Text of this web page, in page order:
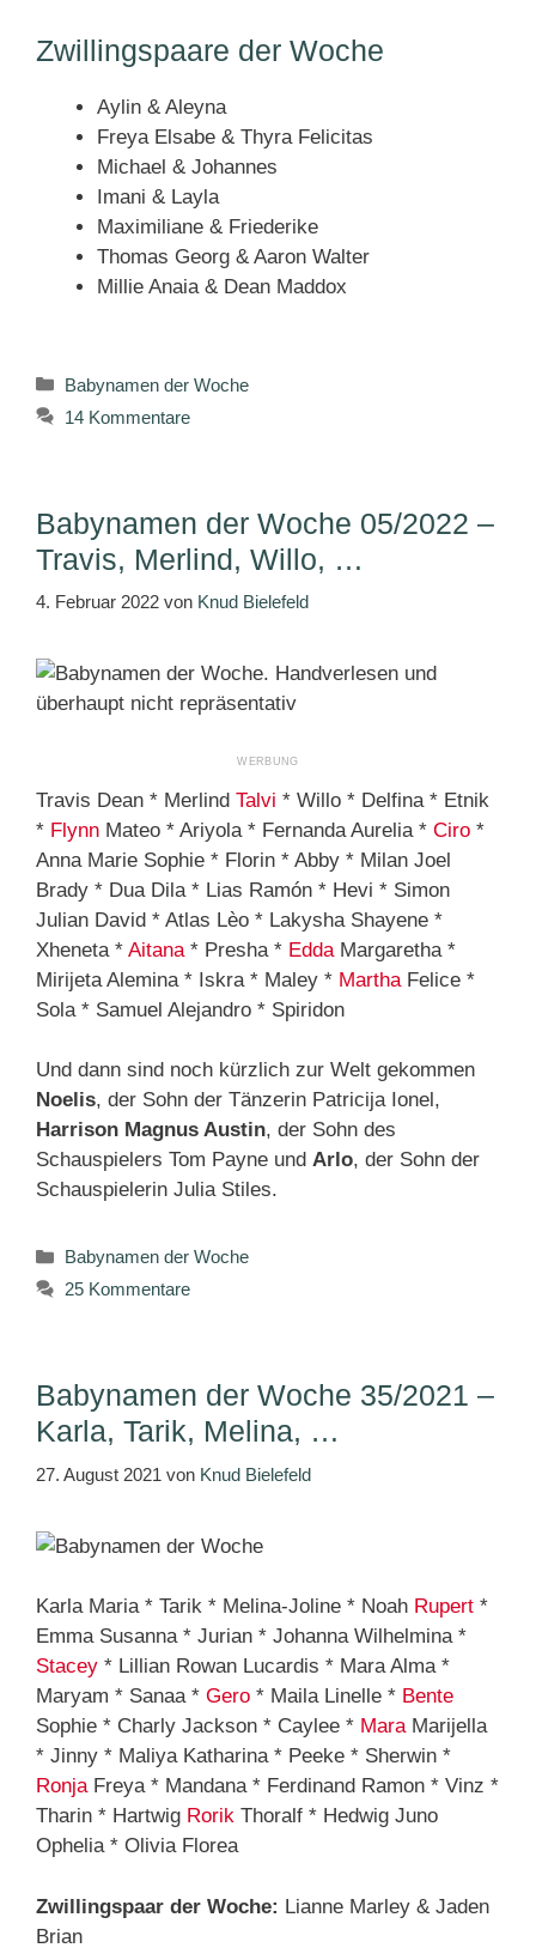
Zwillingspaare der Woche
Aylin & Aleyna
Freya Elsabe & Thyra Felicitas
Michael & Johannes
Imani & Layla
Maximiliane & Friederike
Thomas Georg & Aaron Walter
Millie Anaia & Dean Maddox
Kategorien
Babynamen der Woche
14 Kommentare
Babynamen der Woche 05/2022 –
Travis, Merlind, Willo, …
4. Februar 2022 von Knud Bielefeld
Travis Dean * Merlind Talvi * Willo * Delfina * Etnik
* Flynn Mateo * Ariyola * Fernanda Aurelia * Ciro *
Anna Marie Sophie * Florin * Abby * Milan Joel
Brady * Dua Dila * Lias Ramón * Hevi * Simon
Julian David * Atlas Lèo * Lakysha Shayene *
Xheneta * Aitana * Presha * Edda Margaretha *
Mirijeta Alemina * Iskra * Maley * Martha Felice *
Sola * Samuel Alejandro * Spiridon
Und dann sind noch kürzlich zur Welt gekommen
Noelis, der Sohn der Tänzerin Patricija Ionel,
Harrison Magnus Austin, der Sohn des
Schauspielers Tom Payne und Arlo, der Sohn der
Schauspielerin Julia Stiles.
Kategorien
Babynamen der Woche
25 Kommentare
Babynamen der Woche 35/2021 –
Karla, Tarik, Melina, …
27. August 2021 von Knud Bielefeld
Karla Maria * Tarik * Melina-Joline * Noah Rupert *
Emma Susanna * Jurian * Johanna Wilhelmina *
Stacey * Lillian Rowan Lucardis * Mara Alma *
Maryam * Sanaa * Gero * Maila Linelle * Bente
Sophie * Charly Jackson * Caylee * MaraMarijella
* Jinny * Maliya Katharina * Peeke * Sherwin *
RonjaFreya * Mandana * Ferdinand Ramon * Vinz *
Tharin * Hartwig Rorik Thoralf * Hedwig Juno
Ophelia * Olivia Florea
Zwillingspaar der Woche: Lianne Marley & Jaden
Brian